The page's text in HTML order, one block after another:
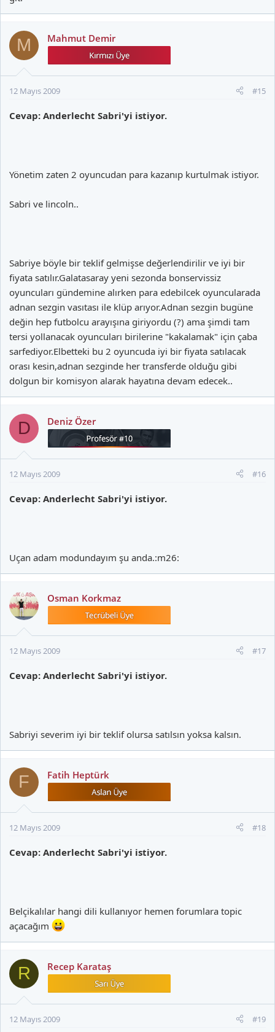
M Mahmut Demir
12 Mayıs 2009 #15
Cevap: Anderlecht Sabri'yi istiyor.
Yönetim zaten 2 oyuncudan para kazanıp kurtulmak istiyor.
Sabri ve lincoln..
Sabriye böyle bir teklif gelmişse değerlendirilir ve iyi bir
fiyata satılır.Galatasaray yeni sezonda bonservissiz
oyuncuları gündemine alırken para edebilcek oyuncularada
adnan sezgin vasıtası ile klüp arıyor.Adnan sezgin bugüne
değin hep futbolcu arayışına giriyordu (?) ama şimdi tam
tersi yollanacak oyuncuları birilerine "kakalamak" için çaba
sarfediyor.Elbetteki bu 2 oyuncuda iyi bir fiyata satılacak
orası kesin,adnan sezginde her transferde olduğu gibi
dolgun bir komisyon alarak hayatına devam edecek..
D Deniz Özer
12 Mayıs 2009 #16
Cevap: Anderlecht Sabri'yi istiyor.
Uçan adam modundayım şu anda.:m26:
Osman Korkmaz
12 Mayıs 2009 #17
Cevap: Anderlecht Sabri'yi istiyor.
Sabriyi severim iyi bir teklif olursa satılsın yoksa kalsın.
F Fatih Heptürk
12 Mayıs 2009 #18
Cevap: Anderlecht Sabri'yi istiyor.
Belçikalılar hangi dili kullanıyor hemen forumlara topic
açacağım
R Recep Karataş
12 Mayıs 2009 #19